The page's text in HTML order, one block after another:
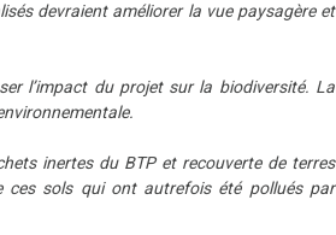
devraient améliorer la vue paysagère et
l’impact du projet sur la biodiversité. La
inertes du BTP et recouverte de terres
ces sols qui ont autrefois été pollués par